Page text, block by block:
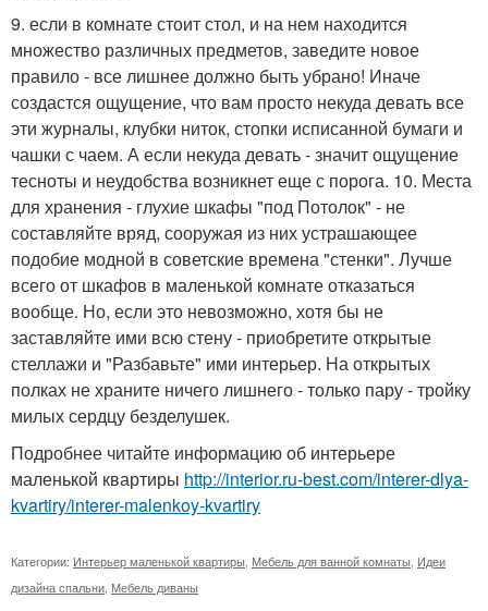
9. если в комнате стоит стол, и на нем находится
множество различных предметов, заведите новое
правило - все лишнее должно быть убрано! Иначе
создастся ощущение, что вам просто некуда девать все
эти журналы, клубки ниток, стопки исписанной бумаги и
чашки с чаем. А если некуда девать - значит ощущение
тесноты и неудобства возникнет еще с порога. 10. Места
для хранения - глухие шкафы "под Потолок" - не
составляйте вряд, сооружая из них устрашающее
подобие модной в советские времена "стенки". Лучше
всего от шкафов в маленькой комнате отказаться
вообще. Но, если это невозможно, хотя бы не
заставляйте ими всю стену - приобретите открытые
стеллажи и "Разбавьте" ими интерьер. На открытых
полках не храните ничего лишнего - только пару - тройку
милых сердцу безделушек.
Подробнее читайте информацию об интерьере
маленькой квартиры http://interior.ru-best.com/interer-dlya-
kvartiry/interer-malenkoy-kvartiry
Категории: Интерьер маленькой квартиры Мебель для ванной комнаты Идеи
дизайна спальни Мебель диваны